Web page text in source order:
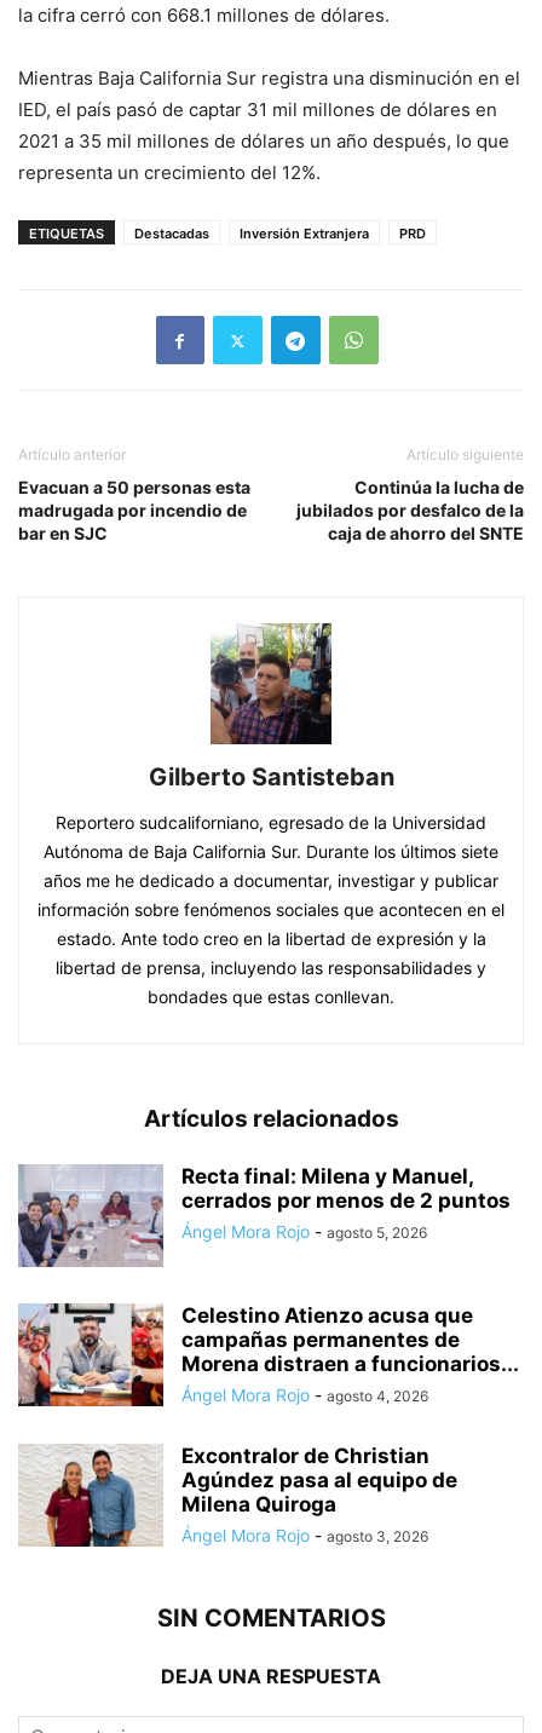
la cifra cerró con 668.1 millones de dólares.
Mientras Baja California Sur registra una disminución en el
IED, el país pasó de captar 31 mil millones de dólares en
2021 a 35 mil millones de dólares un año después, lo que
representa un crecimiento del 12%.
ETIQUETAS Destacadas Inversión Extranjera PRD
Artículo anterior
Evacuan a 50 personas esta
madrugada por incendio de
bar en SJC
Artículo siguiente
Continúa la lucha de
jubilados por desfalco de la
caja de ahorro del SNTE
Gilberto Santisteban
Reportero sudcaliforniano, egresado de la Universidad
Autónoma de Baja California Sur. Durante los últimos siete
años me he dedicado a documentar, investigar y publicar
información sobre fenómenos sociales que acontecen en el
estado. Ante todo creo en la libertad de expresión y la
libertad de prensa, incluyendo las responsabilidades y
bondades que estas conllevan.
Artículos relacionados
Recta final: Milena y Manuel,
cerrados por menos de 2 puntos
Ángel Mora Rojo - agosto 5, 2026
Celestino Atienzo acusa que
campañas permanentes de
Morena distraen a funcionarios...
Ángel Mora Rojo - agosto 4, 2026
Excontralor de Christian
Agúndez pasa al equipo de
Milena Quiroga
Ángel Mora Rojo - agosto 3, 2026
SIN COMENTARIOS
DEJA UNA RESPUESTA